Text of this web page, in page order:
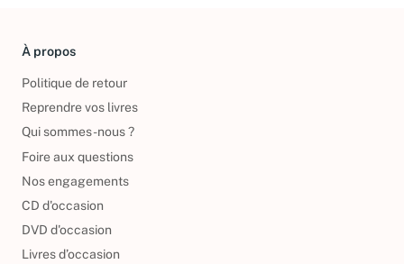
À propos
Politique de retour
Reprendre vos livres
Qui sommes-nous ?
Foire aux questions
Nos engagements
CD d'occasion
DVD d'occasion
Livres d’occasion